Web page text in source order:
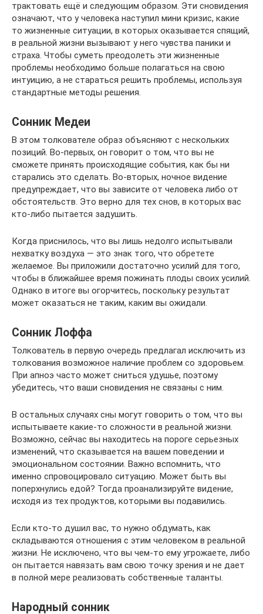
трактовать ещё и следующим образом. Эти сновидения
означают, что у человека наступил мини кризис, какие
то жизненные ситуации, в которых оказывается спящий,
в реальной жизни вызывают у него чувства паники и
страха. Чтобы суметь преодолеть эти жизненные
проблемы необходимо больше полагаться на свою
интуицию, а не стараться решить проблемы, используя
стандартные методы решения.
Сонник Медеи
В этом толкователе образ объясняют с нескольких
позиций. Во-первых, он говорит о том, что вы не
сможете принять происходящие события, как бы ни
старались это сделать. Во-вторых, ночное видение
предупреждает, что вы зависите от человека либо от
обстоятельств. Это верно для тех снов, в которых вас
кто-либо пытается задушить.
Когда приснилось, что вы лишь недолго испытывали
нехватку воздуха — это знак того, что обретете
желаемое. Вы приложили достаточно усилий для того,
чтобы в ближайшее время пожинать плоды своих усилий.
Однако в итоге вы огорчитесь, поскольку результат
может оказаться не таким, каким вы ожидали.
Сонник Лоффа
Толкователь в первую очередь предлагал исключить из
толкования возможное наличие проблем со здоровьем.
При апноэ часто может сниться удушье, поэтому
убедитесь, что ваши сновидения не связаны с ним.
В остальных случаях сны могут говорить о том, что вы
испытываете какие-то сложности в реальной жизни.
Возможно, сейчас вы находитесь на пороге серьезных
изменений, что сказывается на вашем поведении и
эмоциональном состоянии. Важно вспомнить, что
именно спровоцировало ситуацию. Может быть вы
поперхнулись едой? Тогда проанализируйте видение,
исходя из тех продуктов, которыми вы подавились.
Если кто-то душил вас, то нужно обдумать, как
складываются отношения с этим человеком в реальной
жизни. Не исключено, что вы чем-то ему угрожаете, либо
он пытается навязать вам свою точку зрения и не дает
в полной мере реализовать собственные таланты.
Народный сонник